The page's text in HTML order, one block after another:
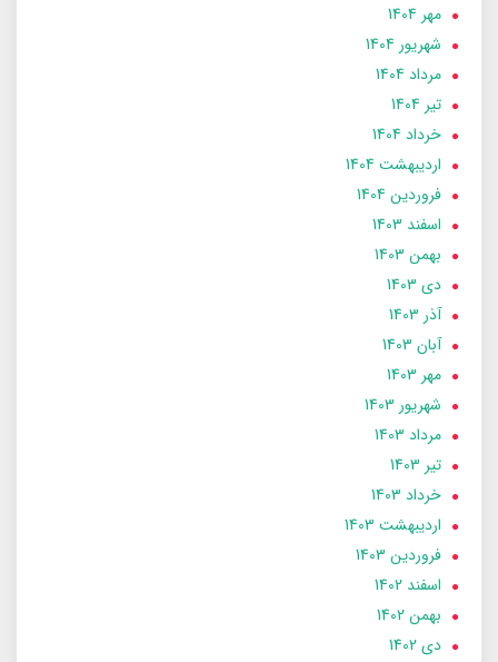
مهر 1404
شهریور 1404
مرداد 1404
تير 1404
خرداد 1404
ارديبهشت 1404
فروردین 1404
اسفند 1403
بهمن 1403
دی 1403
آذر 1403
آبان 1403
مهر 1403
شهریور 1403
مرداد 1403
تير 1403
خرداد 1403
ارديبهشت 1403
فروردین 1403
اسفند 1402
بهمن 1402
دی 1402